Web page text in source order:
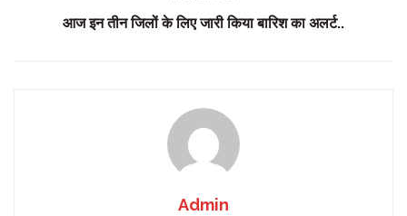
आज इन तीन जिलों के लिए जारी किया बारिश का अलर्ट..
Admin